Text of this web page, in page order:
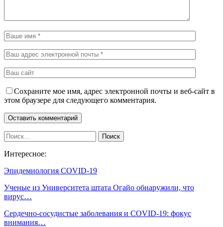
Сохраните мое имя, адрес электронной почты и веб-сайт в
этом браузере для следующего комментария.
Интересное:
Эпидемиология COVID-19
Ученые из Университета штата Огайо обнаружили, что
вирус…
Сердечно-сосудистые заболевания и COVID-19: фокус
внимания…